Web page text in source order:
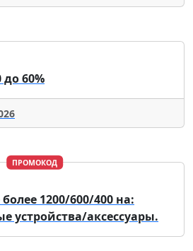
60%
ПРОМОКОД
1200/600/400 на:
устройства/аксессуары.